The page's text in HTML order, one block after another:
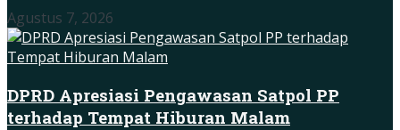
Agustus 7, 2026
DPRD Apresiasi Pengawasan Satpol PP
terhadap Tempat Hiburan Malam